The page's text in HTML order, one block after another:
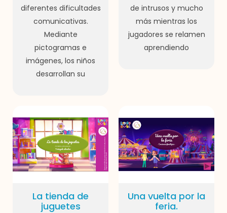
diferentes dificultades
comunicativas.
Mediante
pictogramas e
imágenes, los niños
desarrollan su
de intrusos y mucho
más mientras los
jugadores se relamen
aprendiendo
La tienda de
juguetes
Una vuelta por la
feria.